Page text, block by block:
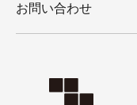
お問い合わせ